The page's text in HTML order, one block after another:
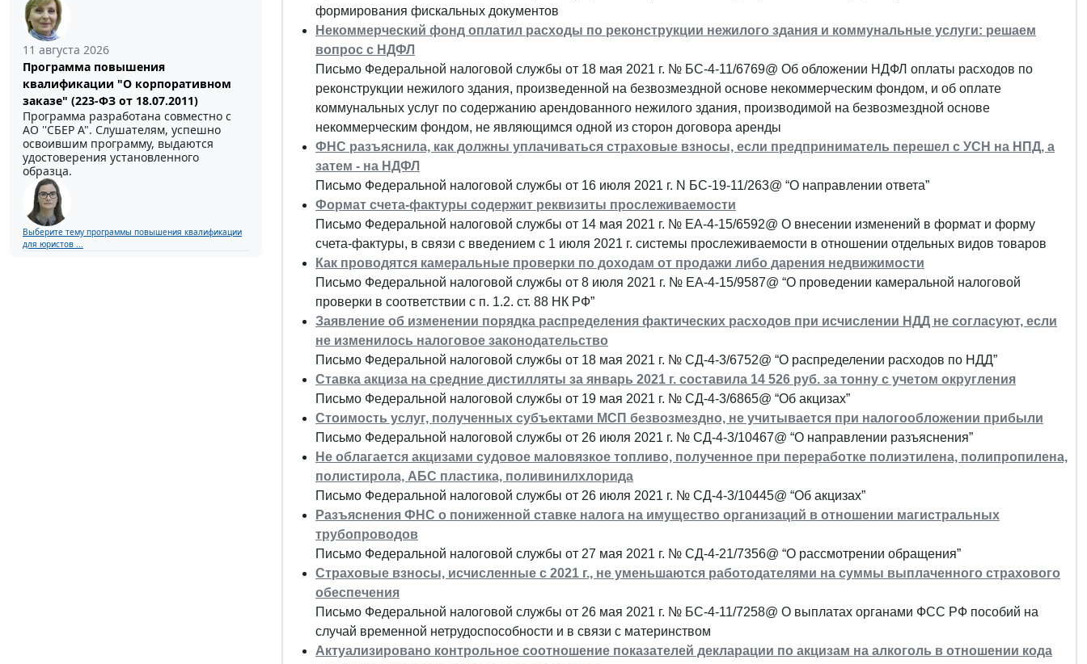
11 августа 2026
Программа повышения
квалификации "О корпоративном
заказе" (223-ФЗ от 18.07.2011)
Программа разработана совместно с
АО ''СБЕР А". Слушателям, успешно
освоившим программу, выдаются
удостоверения установленного
образца.
Выберите тему программы повышения квалификации
для юристов ...
формирования фискальных документов
Некоммерческий фонд оплатил расходы по реконструкции нежилого здания и коммунальные услуги: решаем
вопрос с НДФЛ
Письмо Федеральной налоговой службы от 18 мая 2021 г. № БС-4-11/6769@ Об обложении НДФЛ оплаты расходов по
реконструкции нежилого здания, произведенной на безвозмездной основе некоммерческим фондом, и об оплате
коммунальных услуг по содержанию арендованного нежилого здания, производимой на безвозмездной основе
некоммерческим фондом, не являющимся одной из сторон договора аренды
ФНС разъяснила, как должны уплачиваться страховые взносы, если предприниматель перешел с УСН на НПД, а
затем - на НДФЛ
Письмо Федеральной налоговой службы от 16 июля 2021 г. N БС-19-11/263@ “О направлении ответа”
Формат счета-фактуры содержит реквизиты прослеживаемости
Письмо Федеральной налоговой службы от 14 мая 2021 г. № ЕА-4-15/6592@ О внесении изменений в формат и форму
счета-фактуры, в связи с введением с 1 июля 2021 г. системы прослеживаемости в отношении отдельных видов товаров
Как проводятся камеральные проверки по доходам от продажи либо дарения недвижимости
Письмо Федеральной налоговой службы от 8 июля 2021 г. № ЕА-4-15/9587@ “О проведении камеральной налоговой
проверки в соответствии с п. 1.2. ст. 88 НК РФ”
Заявление об изменении порядка распределения фактических расходов при исчислении НДД не согласуют, если
не изменилось налоговое законодательство
Письмо Федеральной налоговой службы от 18 мая 2021 г. № СД-4-3/6752@ “О распределении расходов по НДД”
Ставка акциза на средние дистилляты за январь 2021 г. составила 14 526 руб. за тонну с учетом округления
Письмо Федеральной налоговой службы от 19 мая 2021 г. № СД-4-3/6865@ “Об акцизах”
Стоимость услуг, полученных субъектами МСП безвозмездно, не учитывается при налогообложении прибыли
Письмо Федеральной налоговой службы от 26 июля 2021 г. № СД-4-3/10467@ “О направлении разъяснения”
Не облагается акцизами судовое маловязкое топливо, полученное при переработке полиэтилена, полипропилена,
полистирола, АБС пластика, поливинилхлорида
Письмо Федеральной налоговой службы от 26 июля 2021 г. № СД-4-3/10445@ “Об акцизах”
Разъяснения ФНС о пониженной ставке налога на имущество организаций в отношении магистральных
трубопроводов
Письмо Федеральной налоговой службы от 27 мая 2021 г. № СД-4-21/7356@ “О рассмотрении обращения”
Страховые взносы, исчисленные с 2021 г., не уменьшаются работодателями на суммы выплаченного страхового
обеспечения
Письмо Федеральной налоговой службы от 26 мая 2021 г. № БС-4-11/7258@ О выплатах органами ФСС РФ пособий на
случай временной нетрудоспособности и в связи с материнством
Актуализировано контрольное соотношение показателей декларации по акцизам на алкоголь в отношении кода